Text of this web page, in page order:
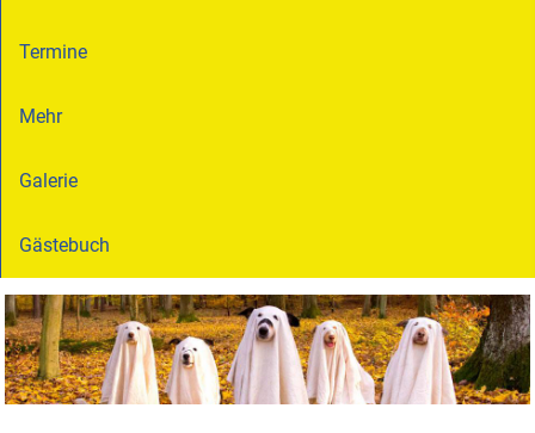
Termine
Mehr
Galerie
Gästebuch